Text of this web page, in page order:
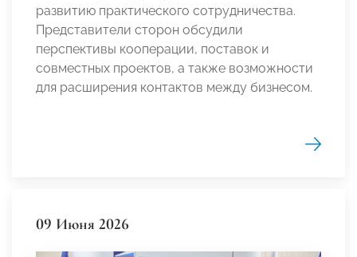
развитию практического сотрудничества.
Представители сторон обсудили
перспективы кооперации, поставок и
совместных проектов, а также возможности
для расширения контактов между бизнесом.
09 Июня 2026